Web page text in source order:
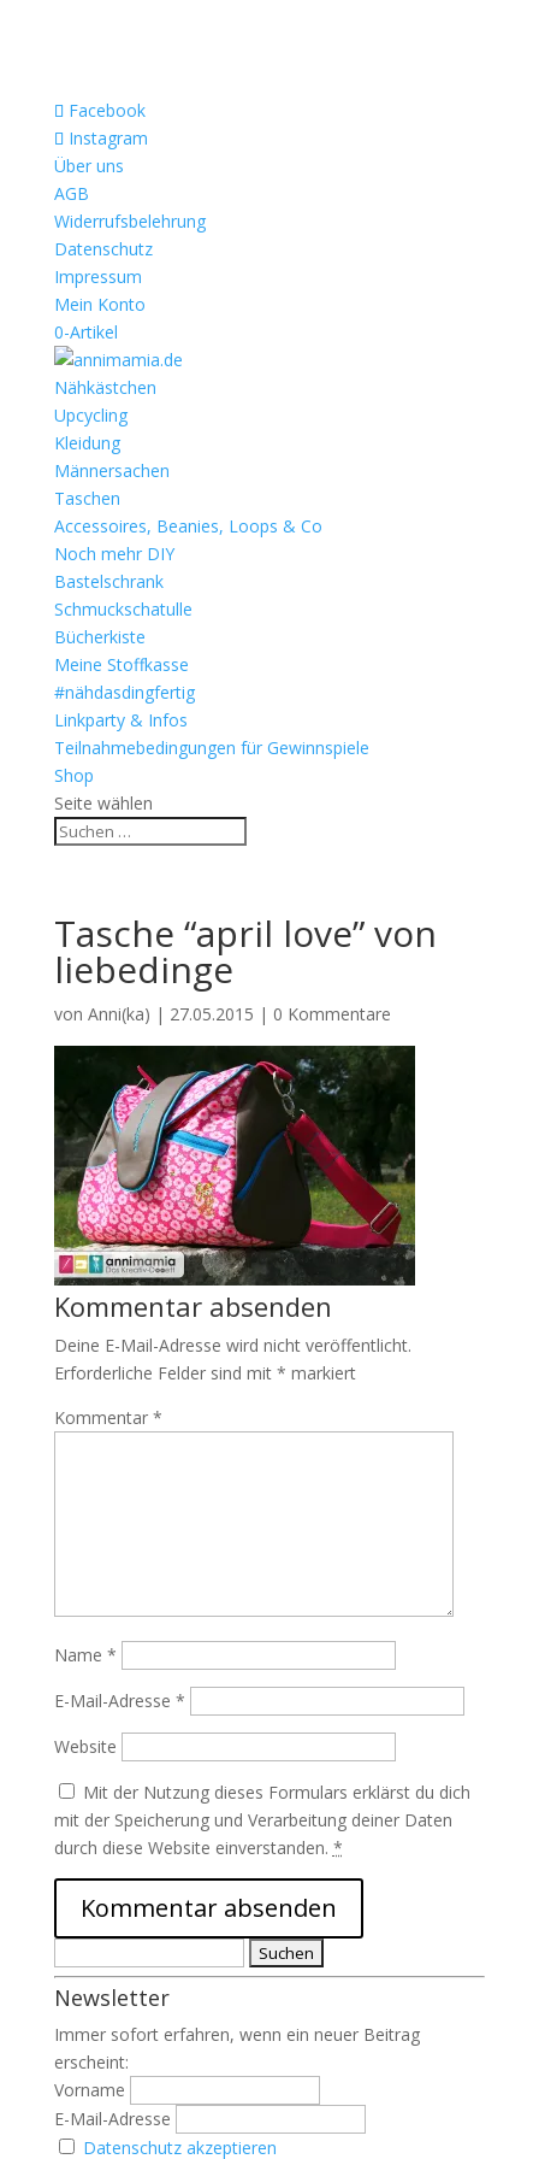
Facebook
Instagram
Über uns
AGB
Widerrufsbelehrung
Datenschutz
Impressum
Mein Konto
0-Artikel
Nähkästchen
Upcycling
Kleidung
Männersachen
Taschen
Accessoires, Beanies, Loops & Co
Noch mehr DIY
Bastelschrank
Schmuckschatulle
Bücherkiste
Meine Stoffkasse
#nähdasdingfertig
Linkparty & Infos
Teilnahmebedingungen für Gewinnspiele
Shop
Seite wählen
Tasche “april love” von
liebedinge
von Anni(ka) | 27.05.2015 | 0 Kommentare
Kommentar absenden
Deine E-Mail-Adresse wird nicht veröffentlicht.
Erforderliche Felder sind mit * markiert
Kommentar *
Name *
E-Mail-Adresse *
Website
Mit der Nutzung dieses Formulars erklärst du dich
mit der Speicherung und Verarbeitung deiner Daten
durch diese Website einverstanden. *
nach:
Newsletter
Immer sofort erfahren, wenn ein neuer Beitrag
erscheint:
Vorname
E-Mail-Adresse
Datenschutz akzeptieren